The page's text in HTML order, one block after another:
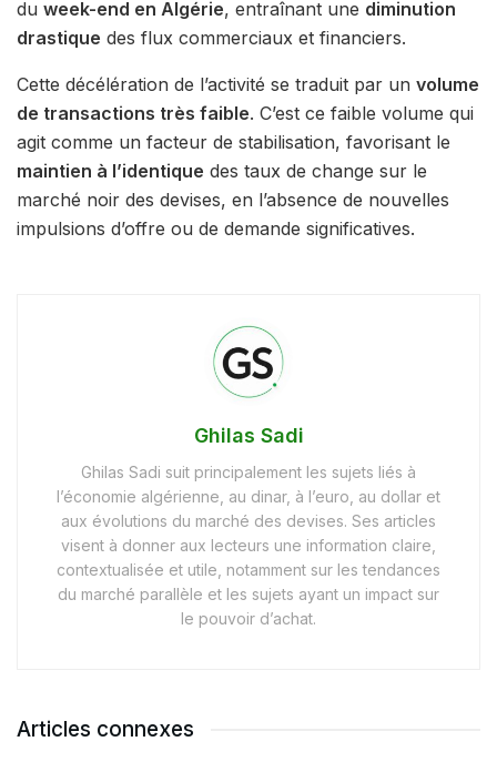
du week-end en Algérie, entraînant une diminution
drastique des flux commerciaux et financiers.
Cette décélération de l’activité se traduit par un volume
de transactions très faible. C’est ce faible volume qui
agit comme un facteur de stabilisation, favorisant le
maintien à l’identique des taux de change sur le
marché noir des devises, en l’absence de nouvelles
impulsions d’offre ou de demande significatives.
Ghilas Sadi
Ghilas Sadi suit principalement les sujets liés à
l’économie algérienne, au dinar, à l’euro, au dollar et
aux évolutions du marché des devises. Ses articles
visent à donner aux lecteurs une information claire,
contextualisée et utile, notamment sur les tendances
du marché parallèle et les sujets ayant un impact sur
le pouvoir d’achat.
Articles connexes